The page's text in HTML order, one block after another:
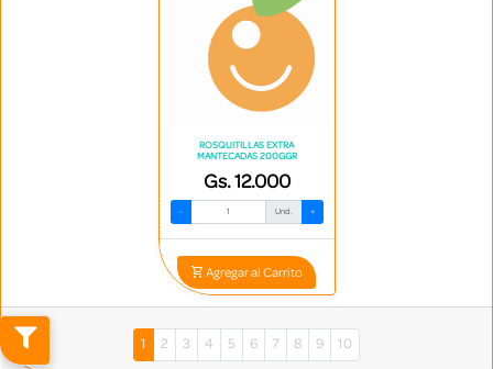
ROSQUITILLAS EXTRA
MANTECADAS 200GGR
Gs. 12.000
- Und. +
Agregar al Carrito
1 2 3 4 5 6 7 8 9 10